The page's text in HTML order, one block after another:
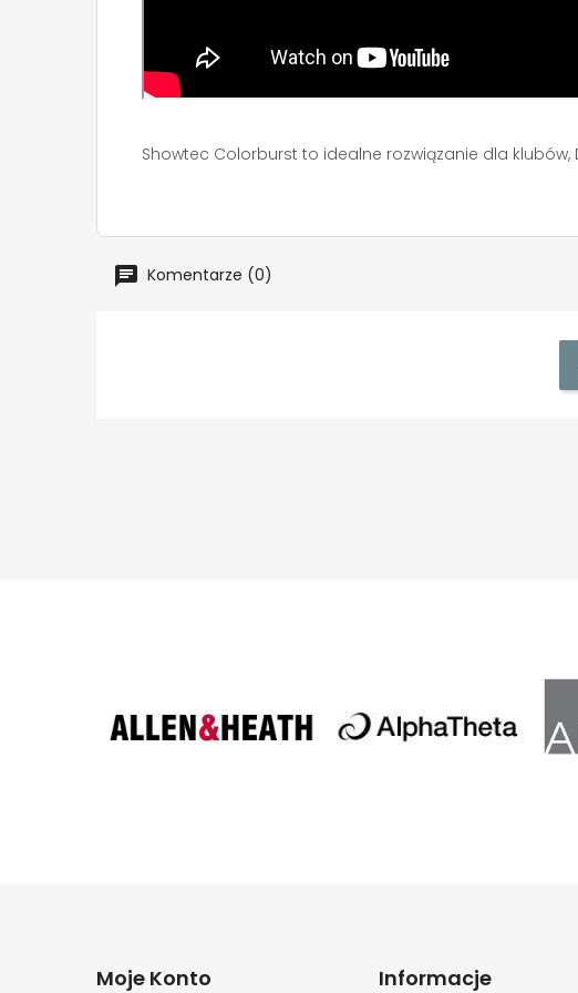
Showtec Colorburst to idealne rozwiązanie dla klubów,
Komentarze (0)
Moje Konto Informacje